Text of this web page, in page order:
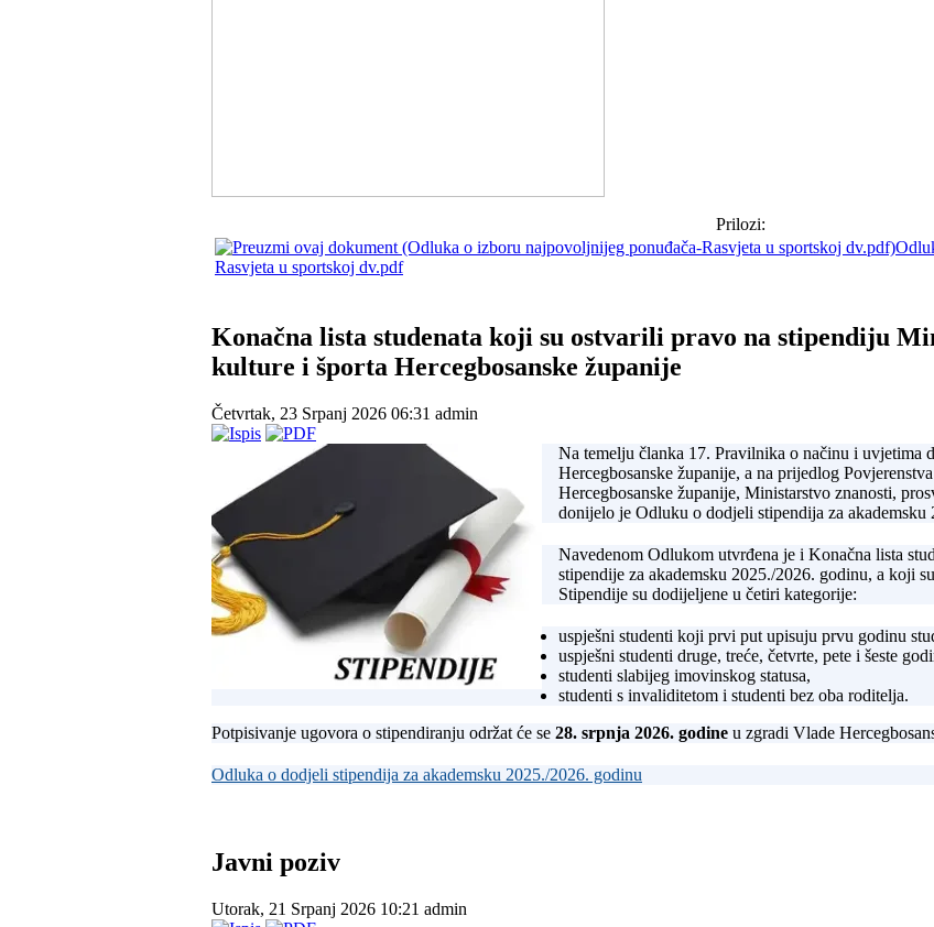
Prilozi:
Rasvjeta u sportskoj dv.pdf
Konačna lista studenata koji su ostvarili pravo na stipendiju
kulture i športa Hercegbosanske županije
Četvrtak, 23 Srpanj 2026 06:31 admin
Na temelju članka 17. Pravilnika o načinu i uvjetima
Hercegbosanske županije, a na prijedlog
Hercegbosanske županije, Ministarstvo znanosti,
donijelo je Odluku o dodjeli stipendija za akademsku
Navedenom Odlukom utvrđena je i Konačna lista
stipendije za akademsku 2025./2026. godinu, a koji
Stipendije su dodijeljene u četiri kategorije:
uspješni studenti koji prvi put upisuju prvu godinu
uspješni studenti druge, treće, četvrte, pete i šeste
studenti slabijeg imovinskog statusa,
studenti s invaliditetom i studenti bez oba roditelja.
Potpisivanje ugovora o stipendiranju održat će se 28. srpnja 2026. godine u zgradi Vlade
Odluka o dodjeli stipendija za akademsku 2025./2026. godinu
Javni poziv
Utorak, 21 Srpanj 2026 10:21 admin